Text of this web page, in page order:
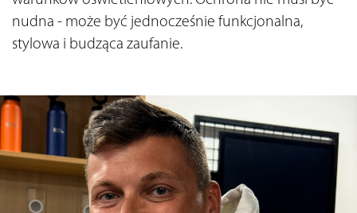
nudna - może być jednocześnie funkcjonalna,
stylowa i budząca zaufanie.